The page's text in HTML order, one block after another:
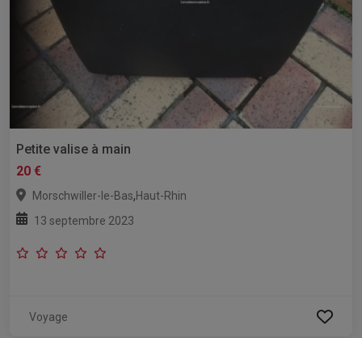
Petite valise à main
20 €
Morschwiller-le-Bas,Haut-Rhin
13 septembre 2023
Voyage